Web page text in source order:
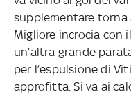
supplementare torna
Migliore incrocia con
un’altra grande
per l’espulsione di
approfitta. Si va ai